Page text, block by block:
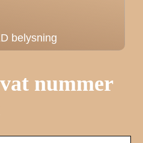
belysning
nummer